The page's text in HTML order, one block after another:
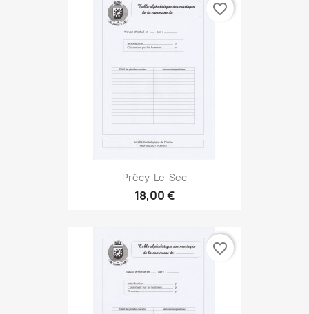
Précy-Le-Sec
18,00 €
favorite_border
favorite_border